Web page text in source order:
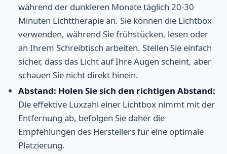
während der dunkleren Monate täglich 20-30
Minuten Lichttherapie an. Sie können die Lichtbox
verwenden, während Sie frühstücken, lesen oder
an Ihrem Schreibtisch arbeiten. Stellen Sie einfach
sicher, dass das Licht auf Ihre Augen scheint, aber
schauen Sie nicht direkt hinein.
Abstand: Holen Sie sich den richtigen Abstand:
Die effektive Luxzahl einer Lichtbox nimmt mit der
Entfernung ab, befolgen Sie daher die
Empfehlungen des Herstellers für eine optimale
Platzierung.